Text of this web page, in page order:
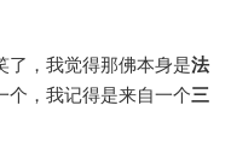
了，我觉得那佛本身是法
个，我记得是来自一个三